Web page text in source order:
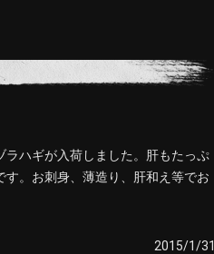
ハギが入荷しました。肝もたっぷ
す。お刺身、薄造り、肝和え等でお
2015/1/31